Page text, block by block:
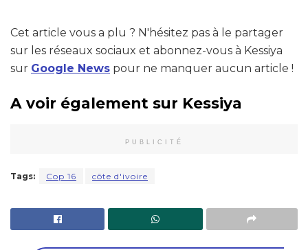
Cet article vous a plu ? N'hésitez pas à le partager
sur les réseaux sociaux et abonnez-vous à Kessiya
sur Google News pour ne manquer aucun article !
A voir également sur Kessiya
PUBLICITÉ
Tags: Cop 16 côte d'ivoire